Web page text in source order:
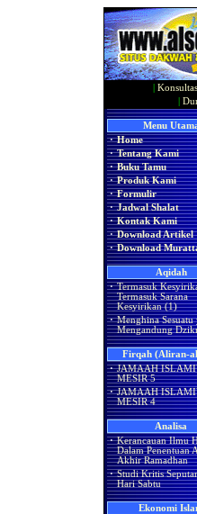
Menu
· Home
· Tentang Kami
· Buku Tamu
· Produk Kami
· Formulir
· Jadwal Shalat
· Kontak Kami
· Download Artikel
· Download
Aqidah
· Termasuk
Termasuk Sarana
Kesyirikan (1)
· Menghina Sesuatu
Mengandung
Firqah (Aliran-
· JAMAAH
MESIR 5
· JAMAAH
MESIR 4
Analisa
· Kerancauan Ilmu
Dalam Penentuan
Akhir Ramadhan
· Studi Kritis
Hari Sabtu
Ekonomi